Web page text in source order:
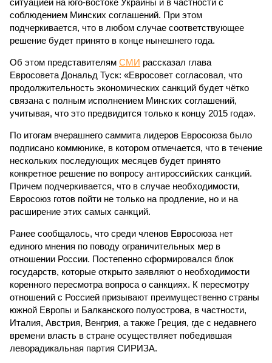
ситуацией на юго-востоке Украины и в частности с
соблюдением Минских соглашений. При этом
подчеркивается, что в любом случае соответствующее
решение будет принято в конце нынешнего года.
Об этом представителям СМИ рассказал глава
Евросовета Дональд Туск: «Евросовет согласовал, что
продолжительность экономических санкций будет чётко
связана с полным исполнением Минских соглашений,
учитывая, что это предвидится только к концу 2015 года».
По итогам вчерашнего саммита лидеров Евросоюза было
подписано коммюнике, в котором отмечается, что в течение
нескольких последующих месяцев будет принято
конкретное решение по вопросу антироссийских санкций.
Причем подчеркивается, что в случае необходимости,
Евросоюз готов пойти не только на продление, но и на
расширение этих самых санкций.
Ранее сообщалось, что среди членов Евросоюза нет
единого мнения по поводу ограничительных мер в
отношении России. Постепенно сформировался блок
государств, которые открыто заявляют о необходимости
коренного пересмотра вопроса о санкциях. К пересмотру
отношений с Россией призывают преимущественно страны
южной Европы и Балканского полуострова, в частности,
Италия, Австрия, Венгрия, а также Греция, где с недавнего
времени власть в стране осуществляет победившая
леворадикальная партия СИРИЗА.